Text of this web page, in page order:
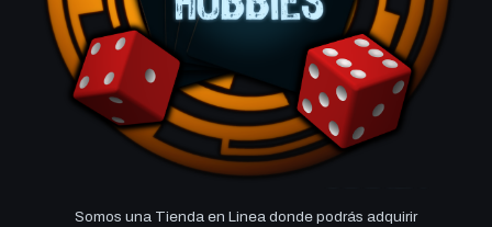
Somos una Tienda en Linea donde podrás adquirir